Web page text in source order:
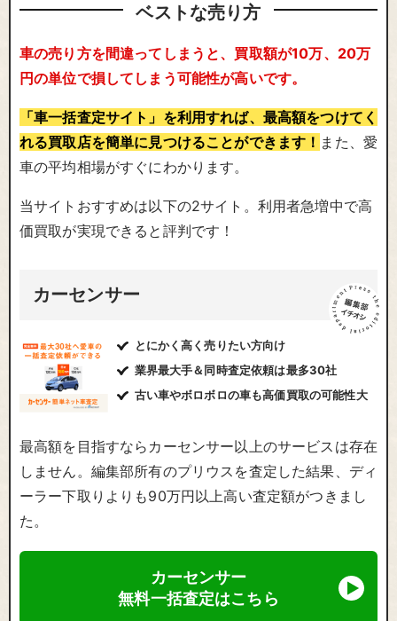
ベストな売り方
車の売り方を間違ってしまうと、買取額が10万、20万
円の単位で損してしまう可能性が高いです。
「車一括査定サイト」を利用すれば、最高額をつけてく
れる買取店を簡単に見つけることができます！ また、愛
車の平均相場がすぐにわかります。
当サイトおすすめは以下の2サイト。利用者急増中で高
価買取が実現できると評判です！
カーセンサー
とにかく高く売りたい方向け
業界最大手＆同時査定依頼は最多30社
古い車やボロボロの車も高価買取の可能性大
最高額を目指すならカーセンサー以上のサービスは存在
しません。編集部所有のプリウスを査定した結果、ディ
ーラー下取りよりも90万円以上高い査定額がつきまし
た。
カーセンサー
無料一括査定はこちら